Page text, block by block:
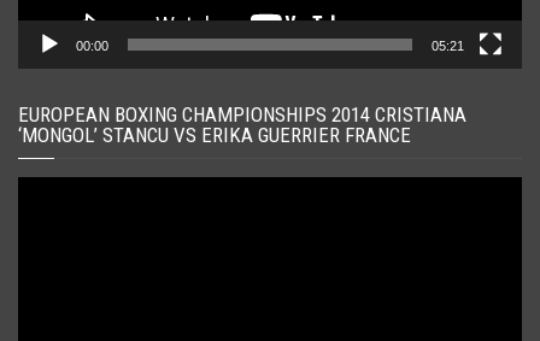
00:00 05:21
EUROPEAN BOXING CHAMPIONSHIPS 2014 CRISTIANA
‘MONGOL’ STANCU VS ERIKA GUERRIER FRANCE